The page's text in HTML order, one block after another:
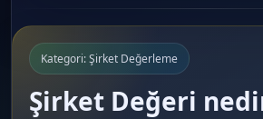
Kategori: Şirket Değerleme
Şirket Değeri